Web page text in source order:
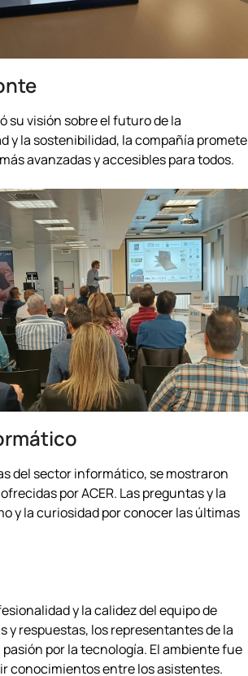
su visión sobre el futuro de la
y la sostenibilidad, la compañía promete
avanzadas y accesibles para todos.
del sector informático, se mostraron
por ACER. Las preguntas y la
y la curiosidad por conocer las últimas
y la calidez del equipo de
y respuestas, los representantes de la
por la tecnología. El ambiente fue
conocimientos entre los asistentes.